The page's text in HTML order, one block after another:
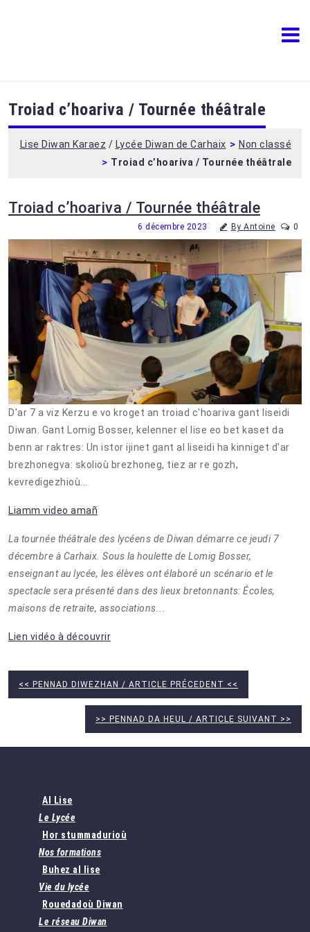
Troiad c’hoariva / Tournée théâtrale
Lise Diwan Karaez / Lycée Diwan de Carhaix > Non classé
> Troiad c’hoariva / Tournée théâtrale
Troiad c’hoariva / Tournée théâtrale
6 décembre 2023 By Antoine 0
D'ar 7 a viz Kerzu e vo kroget an troiad c'hoariva gant liseidi
Diwan. Gant Lomig Bosser, kelenner el lise eo bet kaset da
benn ar raktres: Un istor ijinet gant al liseidi ha kinniget d'ar
brezhonegva: skolioù brezhoneg, tiez ar re gozh,
kevredigezhioù...
Liamm video amañ
La tournée théâtrale des lycéens de Diwan démarre ce jeudi 7
décembre à Carhaix. Sous la houlette de Lomig Bosser,
enseignant au lycée, les élèves ont élaboré un scénario et le
spectacle sera présenté dans des lieux bretonnants: Écoles,
maisons de retraite, associations...
Lien vidéo à découvrir
<< PENNAD DIWEZHAN / ARTICLE PRÉCEDENT <<
>> PENNAD DA HEUL / ARTICLE SUIVANT >>
Al Lise
Le Lycée
Hor stummadurioù
Nos formations
Buhez al lise
Vie du lycée
Rouedadoù Diwan
Le réseau Diwan